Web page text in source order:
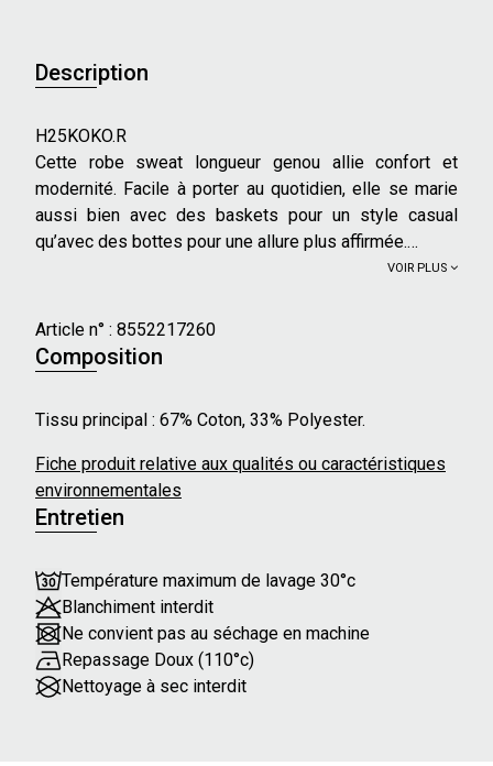
Description
H25KOKO.R
Cette robe sweat longueur genou allie confort et
modernité. Facile à porter au quotidien, elle se marie
aussi bien avec des baskets pour un style casual
qu’avec des bottes pour une allure plus affirmée.
- Longueur de manches : Longues
- Forme du col : Rond
- Longueur : Genou
- Coupe droite
Notre mannequin mesure 171,5 cm et porte une taille
36.
VOIR PLUS
Article n° : 8552217260
Composition
Tissu principal : 67% Coton, 33% Polyester.
Fiche produit relative aux qualités ou caractéristiques
environnementales
Entretien
Température maximum de lavage 30°c
Blanchiment interdit
Ne convient pas au séchage en machine
Repassage Doux (110°c)
Nettoyage à sec interdit